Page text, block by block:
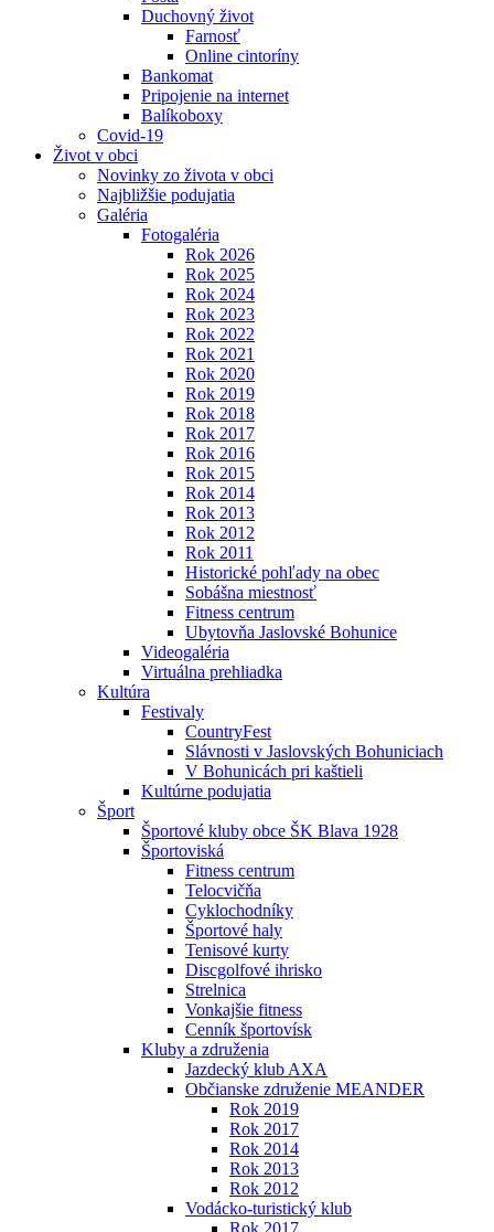
Duchovný život
Farnosť
Online cintoríny
Bankomat
Pripojenie na internet
Balíkoboxy
Covid-19
Život v obci
Novinky zo života v obci
Najbližšie podujatia
Galéria
Fotogaléria
Rok 2026
Rok 2025
Rok 2024
Rok 2023
Rok 2022
Rok 2021
Rok 2020
Rok 2019
Rok 2018
Rok 2017
Rok 2016
Rok 2015
Rok 2014
Rok 2013
Rok 2012
Rok 2011
Historické pohľady na obec
Sobášna miestnosť
Fitness centrum
Ubytovňa Jaslovské Bohunice
Videogaléria
Virtuálna prehliadka
Kultúra
Festivaly
CountryFest
Slávnosti v Jaslovských Bohuniciach
V Bohunicách pri kaštieli
Kultúrne podujatia
Šport
Športové kluby obce ŠK Blava 1928
Športoviská
Fitness centrum
Telocvičňa
Cyklochodníky
Športové haly
Tenisové kurty
Discgolfové ihrisko
Strelnica
Vonkajšie fitness
Cenník športovísk
Kluby a združenia
Jazdecký klub AXA
Občianske združenie MEANDER
Rok 2019
Rok 2017
Rok 2014
Rok 2013
Rok 2012
Vodácko-turistický klub
Rok 2017